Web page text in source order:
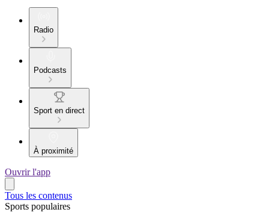
Radio
Podcasts
Sport en direct
À proximité
Ouvrir l'app
Tous les contenus
Sports populaires